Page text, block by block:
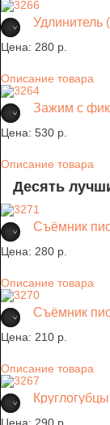
Цена: 280 p.
Описание товара
Зажим с
Цена: 530 p.
Описание товара
Десять
Съёмник
Цена: 280 p.
Описание товара
Съёмник
Цена: 210 p.
Описание товара